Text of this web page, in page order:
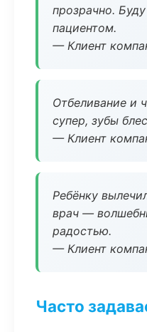
прозрачно.
пациентом.
— Клиент
Отбеливание и
супер, зубы
— Клиент
Ребёнку
врач —
радостью.
— Клиент
Часто